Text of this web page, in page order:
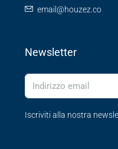
email@houzez.co
Newsletter
Iscriviti alla nostra